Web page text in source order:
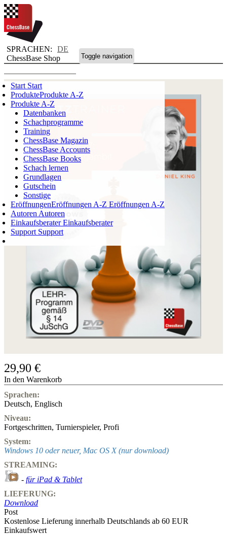
SPRACHEN:
DE
ChessBase Shop
Toggle navigation
Start Start
ProdukteProdukte A-Z
Produkte A-Z
Datenbanken
Schachprogramme
Training
ChessBase Magazin
ChessBase Accounts
ChessBase Books
Schach lernen
Grundlagen
Gutschein
Sonstige
EröffnungenEröffnungen A-Z Eröffnungen A-Z
Autoren Autoren
EinkaufsberaterEinkaufsberater
Support Support
Login
WARENKORB
0
ARTIKEL
0,00 €
✔
29,90 €
In den Warenkorb
Sprachen:
Deutsch, Englisch
Niveau:
Fortgeschritten, Turnierspieler, Profi
System:
Windows 10 oder neuer, Mac OS X (nur download)
STREAMING:
- für iPad & Tablet
LIEFERUNG:
Download
Post
Kostenlose Lieferung innerhalb Deutschlands ab 60 EUR
Einkaufswert